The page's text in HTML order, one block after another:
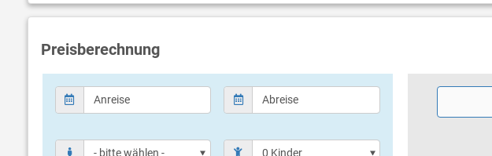
Preisberechnung